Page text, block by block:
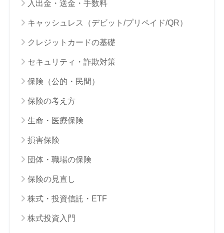
入出金・送金・手数料
キャッシュレス（デビット/プリペイド/QR）
クレジットカードの基礎
セキュリティ・詐欺対策
保険（公的・民間）
保険の考え方
生命・医療保険
損害保険
団体・職場の保険
保険の見直し
株式・投資信託・ETF
株式投資入門